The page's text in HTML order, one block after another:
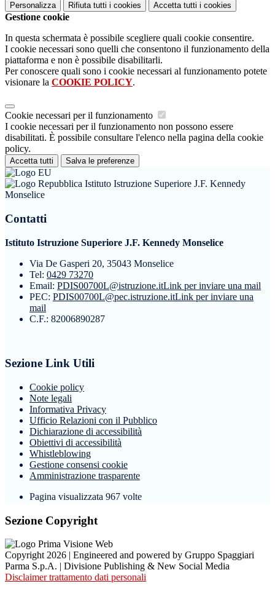
Personalizza Rifiuta tutti i cookies Accetta tutti i cookies
Gestione cookie
In questa schermata è possibile scegliere quali cookie consentire.
I cookie necessari sono quelli che consentono il funzionamento della
piattaforma e non è possibile disabilitarli.
Per conoscere quali sono i cookie necessari al funzionamento potete
visionare la COOKIE POLICY.
Cookie necessari per il funzionamento
I cookie necessari per il funzionamento non possono essere
disabilitati. È possibile consultare l'elenco nella pagina della cookie
policy.
Accetta tutti Salva le preferenze
Istituto Istruzione Superiore J.F. Kennedy
Monselice
Contatti
Istituto Istruzione Superiore J.F. Kennedy Monselice
Via De Gasperi 20, 35043 Monselice
Tel: 0429 73270
Email: PDIS00700L@istruzione.itLink per inviare una mail
PEC: PDIS00700L@pec.istruzione.itLink per inviare una
mail
C.F.: 82006890287
Sezione Link Utili
Cookie policy
Note legali
Informativa Privacy
Ufficio Relazioni con il Pubblico
Dichiarazione di accessibilità
Obiettivi di accessibilità
Whistleblowing
Gestione consensi cookie
Amministrazione trasparente
Pagina visualizzata 967 volte
Sezione Copyright
Copyright 2026 | Engineered and powered by Gruppo Spaggiari
Parma S.p.A. | Divisione Publishing & New Social Media
Disclaimer trattamento dati personali